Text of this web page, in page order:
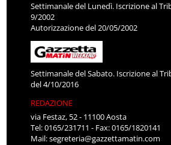
Settimanale del Lunedì. Iscrizione al
9/2002
Autorizzazione del 20/05/2002
Settimanale del Sabato. Iscrizione al
del 4/10/2016
REDAZIONE
via Festaz, 52 - 11100 Aosta
Tel: 0165/231711 - Fax: 0165/1820141
Mail:segreteria@gazzettamatin.com